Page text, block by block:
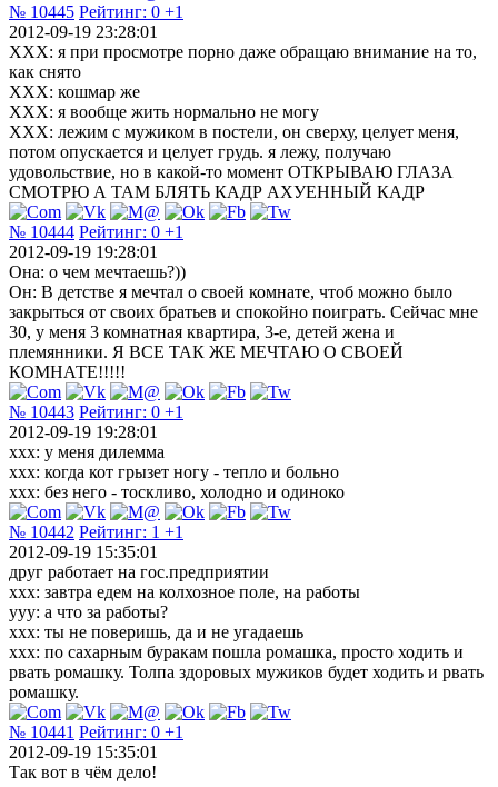
№ 10445 Рейтинг: 0 +1
2012-09-19 23:28:01
ХХХ: я при просмотре порно даже обращаю внимание на то,
как снято
ХХХ: кошмар же
ХХХ: я вообще жить нормально не могу
ХХХ: лежим с мужиком в постели, он сверху, целует меня,
потом опускается и целует грудь. я лежу, получаю
удовольствие, но в какой-то момент ОТКРЫВАЮ ГЛАЗА
СМОТРЮ А ТАМ БЛЯТЬ КАДР АХУЕННЫЙ КАДР
№ 10444 Рейтинг: 0 +1
2012-09-19 19:28:01
Она: о чем мечтаешь?))
Он: В детстве я мечтал о своей комнате, чтоб можно было
закрыться от своих братьев и спокойно поиграть. Сейчас мне
30, у меня 3 комнатная квартира, 3-е, детей жена и
племянники. Я ВСЕ ТАК ЖЕ МЕЧТАЮ О СВОЕЙ
КОМНАТЕ!!!!!
№ 10443 Рейтинг: 0 +1
2012-09-19 19:28:01
xxx: у меня дилемма
xxx: когда кот грызет ногу - тепло и больно
xxx: без него - тоскливо, холодно и одиноко
№ 10442 Рейтинг: 1 +1
2012-09-19 15:35:01
друг работает на гос.предприятии
xxx: завтра едем на колхозное поле, на работы
yyy: а что за работы?
xxx: ты не поверишь, да и не угадаешь
xxx: по сахарным буракам пошла ромашка, просто ходить и
рвать ромашку. Толпа здоровых мужиков будет ходить и рвать
ромашку.
№ 10441 Рейтинг: 0 +1
2012-09-19 15:35:01
Так вот в чём дело!